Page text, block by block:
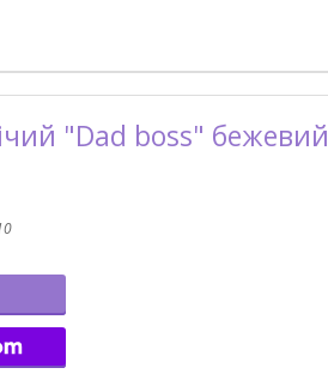
"Dad boss" бежевий